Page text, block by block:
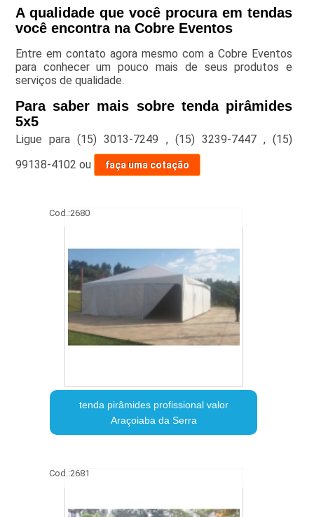
A qualidade que você procura em tendas
você encontra na Cobre Eventos
Entre em contato agora mesmo com a Cobre Eventos
para conhecer um pouco mais de seus produtos e
serviços de qualidade.
Para saber mais sobre tenda pirâmides
5x5
Ligue para(15) 3013-7249 , (15) 3239-7447,(15)
99138-4102 ou faça uma cotação
Cod.:2680
tenda pirâmides profissional valor
Araçoiaba da Serra
Cod.:2681